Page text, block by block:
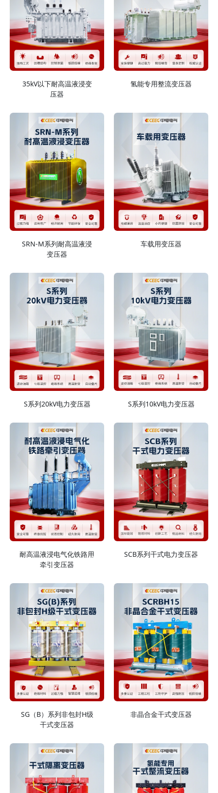
35kV以下耐高温液浸变
压器
氢能专用整流变压器
SRN-M系列耐高温液浸
变压器
车载用变压器
S系列20kV电力变压器 S系列10kV电力变压器
耐高温液浸电气化铁路用
牵引变压器
SCB系列干式电力变压器
SG（B）系列非包封H级
干式变压器
非晶合金干式变压器